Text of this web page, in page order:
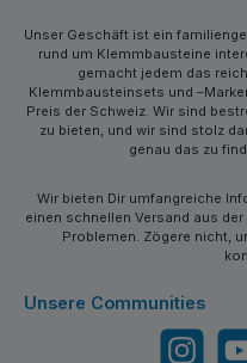
Unser Geschäft ist ein
rund um Klemmbausteine
gemacht jedem das
Klemmbausteinsets und
Preis der Schweiz. Wir sind
zu bieten, und wir sind stolz
genau das zu
Wir bieten Dir umfangreiche
einen schnellen Versand aus
Problemen. Zögere nicht,
Unsere Communities
Instagram